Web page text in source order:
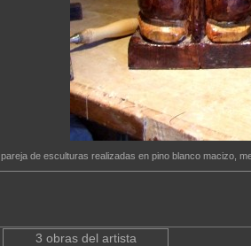
pareja de esculturas realizadas en pino blanco macizo,
3 obras del artista